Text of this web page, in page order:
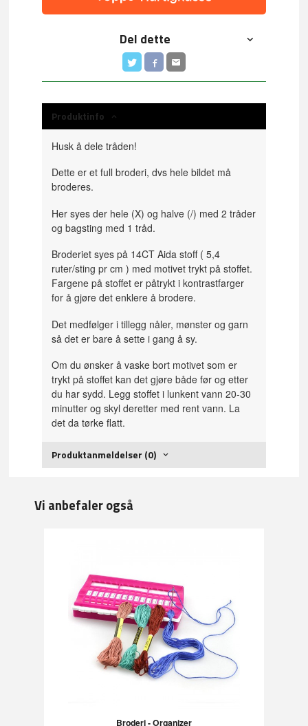
Del dette
Produktinfo
Husk å dele tråden!
Dette er et full broderi, dvs hele bildet må
broderes.
Her syes der hele (X) og halve (/) med 2 tråder
og bagsting med 1 tråd.
Broderiet syes på 14CT Aida stoff ( 5,4
ruter/sting pr cm ) med motivet trykt på stoffet.
Fargene på stoffet er påtrykt i kontrastfarger
for å gjøre det enklere å brodere.
Det medfølger i tillegg nåler, mønster og garn
så det er bare å sette i gang å sy.
Om du ønsker å vaske bort motivet som er
trykt på stoffet kan det gjøre både før og etter
du har sydd. Legg stoffet i lunkent vann 20-30
minutter og skyl deretter med rent vann. La
det da tørke flatt.
Produktanmeldelser (0)
Vi anbefaler også
Broderi - Organizer